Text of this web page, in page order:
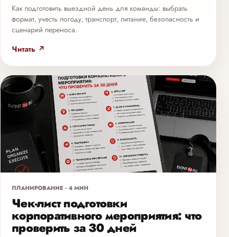
Как подготовить выездной день для команды: выбрать
формат, учесть погоду, транспорт, питание, безопасность и
сценарий переноса.
Читать ↗
ПЛАНИРОВАНИЕ · 4 МИН
Чек-лист подготовки
корпоративного мероприятия: что
проверить за 30 дней